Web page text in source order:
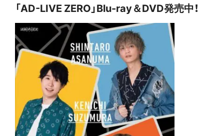
「AD-LIVE ZERO」Blu-ray＆DVD発売中！